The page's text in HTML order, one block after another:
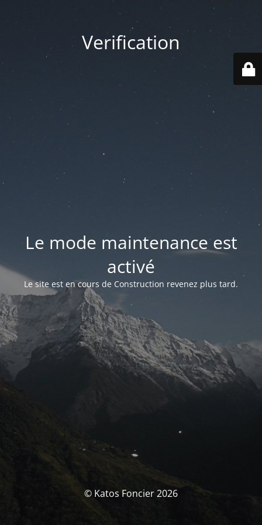
Verification
Le mode maintenance est
activé
Le site est en cours de Construction revenez plus tard.
© Katos Foncier 2026